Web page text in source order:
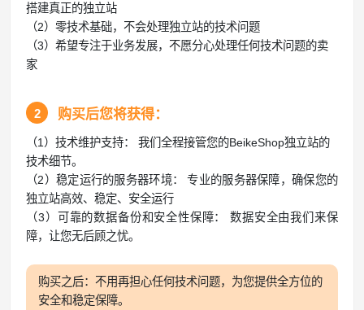
搭建真正的独立站
（2）零技术基础，不会处理独立站的技术问题
（3）希望专注于业务发展，不愿分心处理任何技术问题的卖
家
2 购买后您将获得：
（1）技术维护支持： 我们全程接管您的BeikeShop独立站的
技术细节。
（2）稳定运行的服务器环境： 专业的服务器保障，确保您的
独立站高效、稳定、安全运行
（3）可靠的数据备份和安全性保障： 数据安全由我们来保
障，让您无后顾之忧。
购买之后：不用再担心任何技术问题，为您提供全方位的
安全和稳定保障。